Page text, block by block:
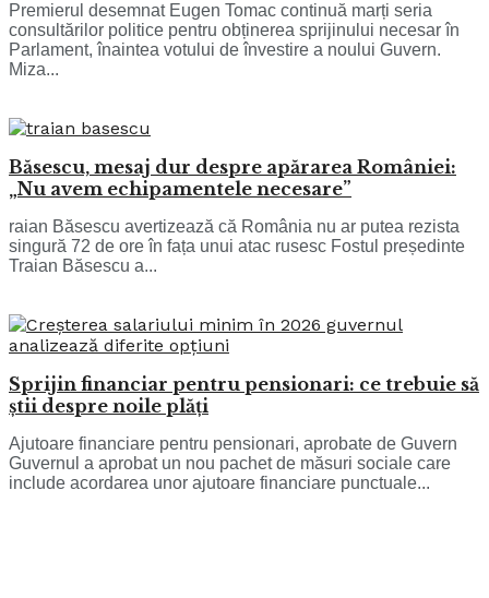
Premierul desemnat Eugen Tomac continuă marți seria
consultărilor politice pentru obținerea sprijinului necesar în
Parlament, înaintea votului de învestire a noului Guvern.
Miza...
Băsescu, mesaj dur despre apărarea României:
„Nu avem echipamentele necesare”
raian Băsescu avertizează că România nu ar putea rezista
singură 72 de ore în fața unui atac rusesc Fostul președinte
Traian Băsescu a...
Sprijin financiar pentru pensionari: ce trebuie să
știi despre noile plăți
Ajutoare financiare pentru pensionari, aprobate de Guvern
Guvernul a aprobat un nou pachet de măsuri sociale care
include acordarea unor ajutoare financiare punctuale...